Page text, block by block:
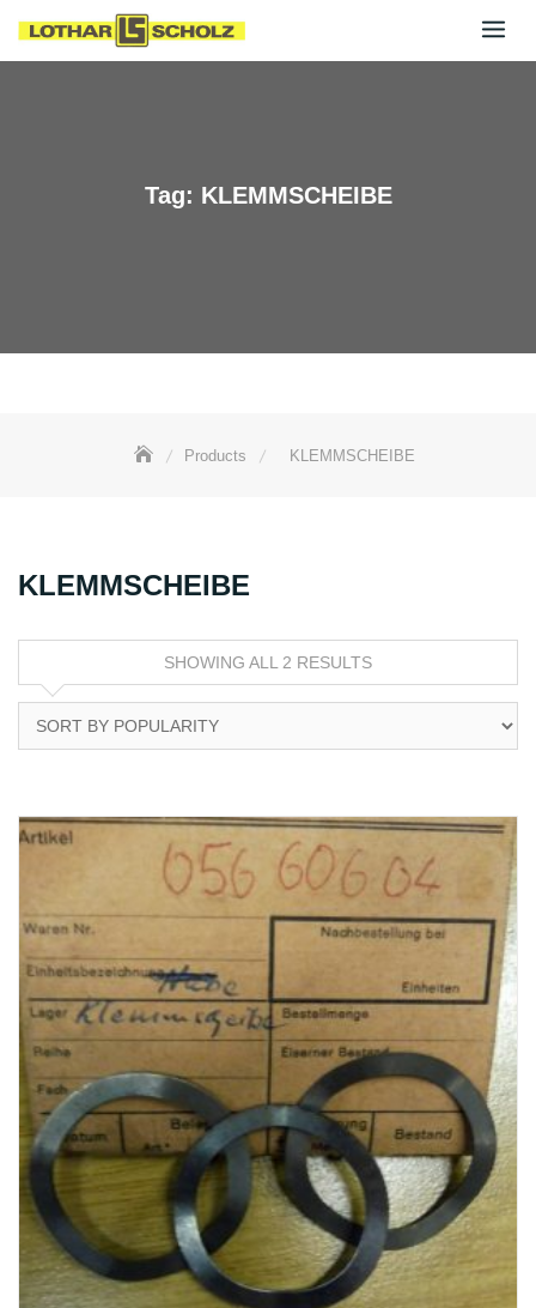
Tag: KLEMMSCHEIBE
Products KLEMMSCHEIBE
KLEMMSCHEIBE
SHOWING ALL 2 RESULTS